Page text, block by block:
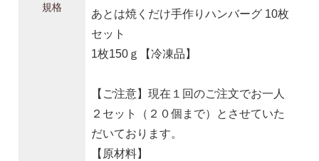
規格
あとは焼くだけ手作りハンバーグ 10枚
セット
1枚150ｇ【冷凍品】
【ご注意】現在１回のご注文でお一人
２セット（２０個まで）とさせていた
だいております。
【原材料】